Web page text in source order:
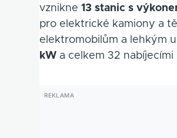
vznikne13 stanic s
pro elektrické kamiony a
elektromobilům a lehkým
kW a celkem 32 nabíjecími